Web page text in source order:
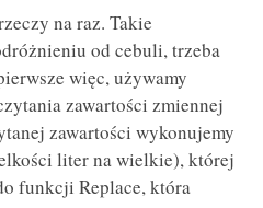
na raz. Takie
od cebuli, trzeba
więc, używamy
zawartości zmiennej
zawartości wykonujemy
liter na wielkie), której
funkcji Replace, która